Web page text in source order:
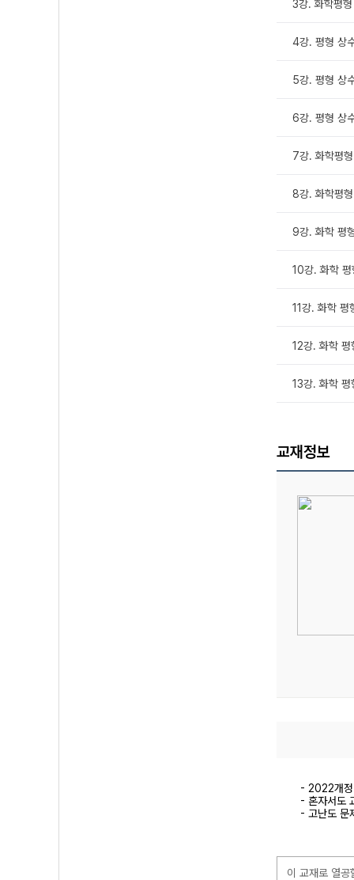
3강. 화학평
4강. 평형 상
5강. 평형 상
6강. 평형 상
7강. 화학평
8강. 화학평
9강. 화학 평
10강. 화학 평
11강. 화학 평
12강. 화학 평
13강. 화학
교재정보
- 2022개정
- 혼자서도
- 고난도 문
이 교재로 열